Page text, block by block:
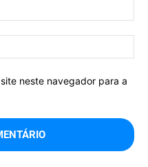
neste navegador para a